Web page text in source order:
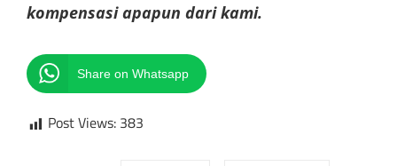
kompensasi apapun dari kami.
Share on Whatsapp
Post Views: 383